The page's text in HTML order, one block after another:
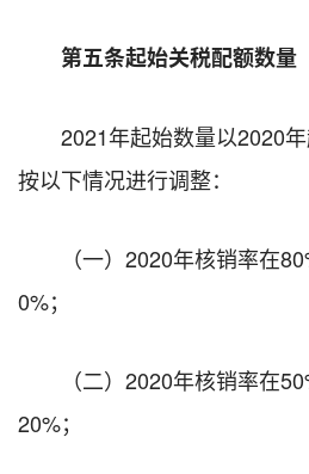
第五条起始关税配额数量
2021年起始数量以2020
按以下情况进行调整：
（一）2020年核销率在
0%；
（二）2020年核销率在
20%；